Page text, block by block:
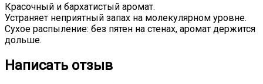
Красочный и бархатистый аромат.
Устраняет неприятный запах на молекулярном уровне.
Сухое распыление: без пятен на стенах, аромат держится
дольше.
Написать отзыв